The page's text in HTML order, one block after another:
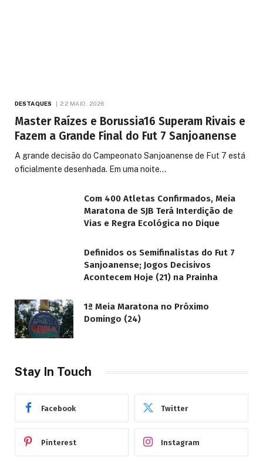
DESTAQUES 22 MAIO, 2026
Master Raízes e Borussia16 Superam Rivais e
Fazem a Grande Final do Fut 7 Sanjoanense
A grande decisão do Campeonato Sanjoanense de Fut 7 está
oficialmente desenhada. Em uma noite…
Com 400 Atletas Confirmados, Meia
Maratona de SJB Terá Interdição de
Vias e Regra Ecológica no Dique
Definidos os Semifinalistas do Fut 7
Sanjoanense; Jogos Decisivos
Acontecem Hoje (21) na Prainha
1ª Meia Maratona no Próximo
Domingo (24)
Stay In Touch
Facebook Twitter
Pinterest Instagram